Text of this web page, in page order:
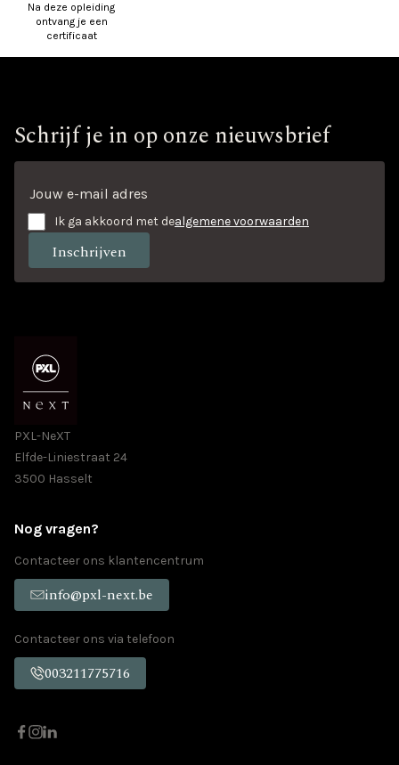
Na deze opleiding
ontvang je een
certificaat
Schrijf je in op onze nieuwsbrief
Ik ga akkoord met dealgemene voorwaarden
PXL-NeXT
Elfde-Liniestraat 24
3500 Hasselt
Nog vragen?
Contacteer ons klantencentrum
info@pxl-next.be
Contacteer ons via telefoon
003211775716